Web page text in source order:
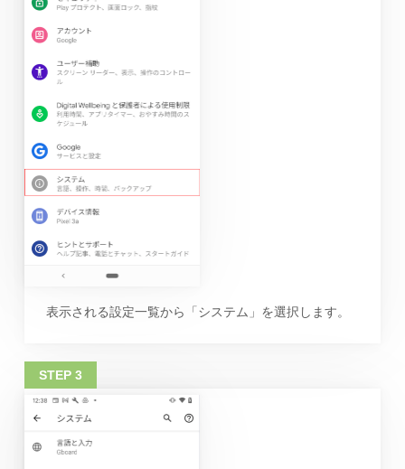
表示される設定一覧から「システム」を選択します。